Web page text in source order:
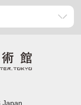
Japan